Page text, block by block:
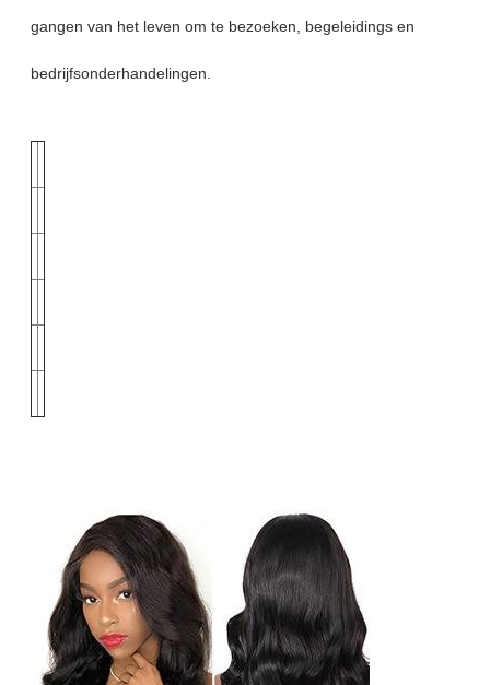
gangen van het leven om te bezoeken, begeleidings en
bedrijfsonderhandelingen.